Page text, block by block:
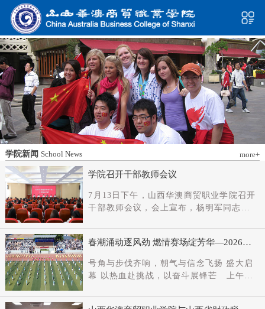
学院新闻 School News more+
学院召开干部教师会议
7月13日下午，山西华澳商贸职业学院召开
干部教师会议，会上宣布，杨明军同志任
记、督导专员职务。省委教育工委主持日
常工作的副书记（正厅长级），省教育厅
党组成员、副厅长王军出席会议并讲话。
新任党委书记杨明军同志、理事长刘耀国
分别作表态发言，刘国垠同志主持会议。
省委组织部干部六处、省委教育工委组织
春潮涌动逐风劲 燃情赛场绽芳华—2026年
号角与步伐齐响，朝气与信念飞扬 盛大启
幕 以热血赴挑战，以奋斗展锋芒 上午9